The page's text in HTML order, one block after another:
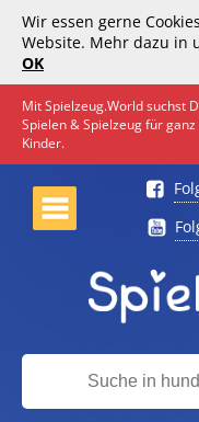
Wir essen gerne
Website. Mehr dazu in
OK
Mit Spielzeug.World suchst
Spielen & Spielzeug für
Kinder.